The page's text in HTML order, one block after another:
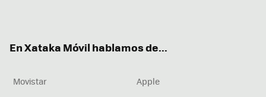
En Xataka Móvil hablamos de...
Movistar
Apple